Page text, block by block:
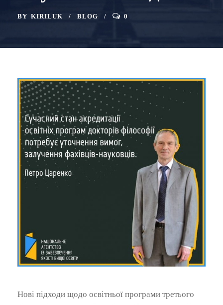
BY KIRILUK BLOG 0
Нові підходи щодо освітньої програми третього